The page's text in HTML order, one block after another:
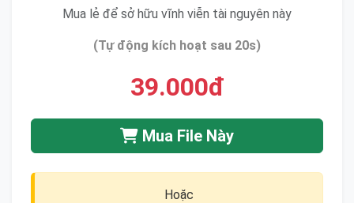
Mua lẻ để sở hữu vĩnh viễn tài nguyên này
(Tự động kích hoạt sau 20s)
39.000đ
Mua File Này
Hoặc